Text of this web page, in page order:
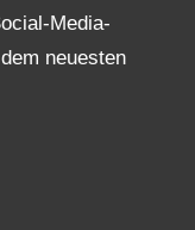
Media-
neuesten